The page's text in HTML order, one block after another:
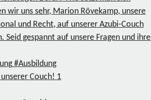
wir uns sehr, Marion Rövekamp, unsere
und Recht, auf unserer Azubi-Couch
Seid gespannt auf unsere Fragen und ihre
#Ausbildung
1